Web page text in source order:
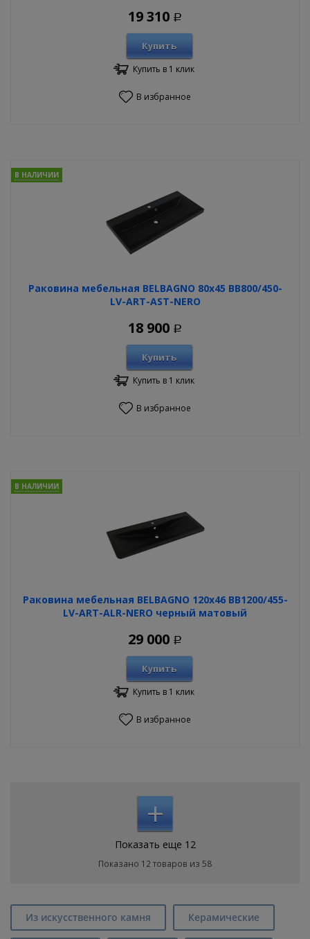
19 310 Р
Купить
Купить в 1 клик
В избранное
Раковина мебельная BELBAGNO 80х45 BB800/450-
LV-ART-AST-NERO
В НАЛИЧИИ
18 900 Р
Купить
Купить в 1 клик
В избранное
Раковина мебельная BELBAGNO 120х46 BB1200/455-
LV-ART-ALR-NERO черный матовый
В НАЛИЧИИ
29 000 Р
Купить
Купить в 1 клик
В избранное
+
Показать еще 12
Показано 12 товаров из 58
Из искусственного камня Керамические